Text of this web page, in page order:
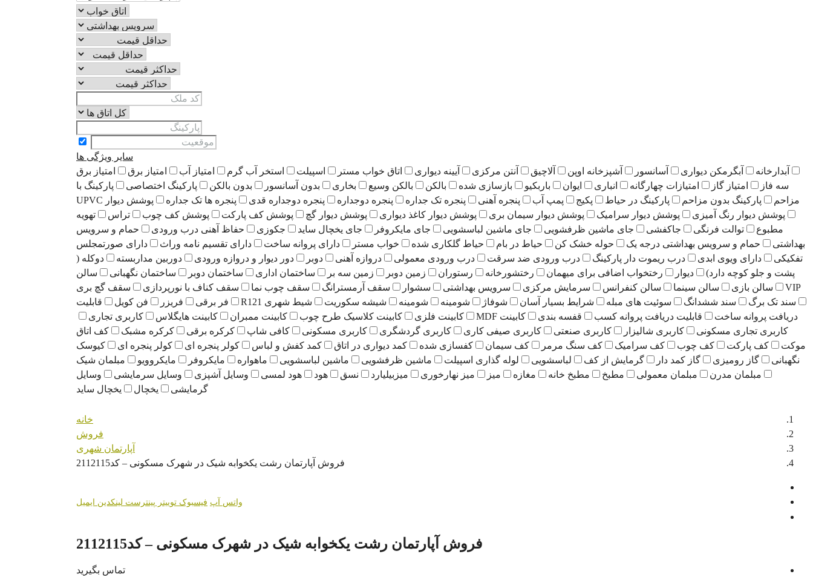
سایر ویژگی ها
آبدارخانه
آبگرمکن دیواری آسانسور آشپزخانه اوپن آلاچیق آنتن مرکزی آیینه دیواری اتاق خواب مستر اسپیلت استخر آب گرم امتیاز آب امتیاز برق
امتیاز برق
سه فاز
امتیاز گاز امتیازات چهارگانه انباری ایوان باربکیو بازسازی شده بالکن بالکن وسیع بخاری بدون آسانسور بدون بالکن پارکینگ اختصاصی
پارکینگ با
مزاحم
پارکینگ بدون مزاحم پارکینگ در حیاط پکیج پمپ آب پنجره آهنی پنجره تک جداره پنجره دوجداره پنجره دوجداره قدی پنجره ها تک جداره
پوشش دیوار UPVC
پوشش دیوار رنگ آمیزی
پوشش دیوار سرامیک پوشش دیوار سیمان بری پوشش دیوار کاغذ دیواری پوشش دیوار گچ پوشش کف پارکت پوشش کف چوب تراس
تهویه
مطبوع
توالت فرنگی جاکفشی جای ماشین ظرفشویی جای ماشین لباسشویی جای مایکروفر جای یخچال ساید جکوزی حفاظ آهنی درب ورودی
حمام و سرویس
بهداشتی
حمام و سرویس بهداشتی درجه یک حوله خشک کن حیاط در بام حیاط گلکاری شده خواب مستر دارای پروانه ساخت دارای تقسیم نامه وراث
دارای صورتمجلس
تفکیکی
دارای ویوی ابدی درب ریموت دار پارکینگ درب ورودی ضد سرقت درب ورودی معمولی دروازه آهنی دوبر دور دیوار و دروازه ورودی دوربین مداربسته
دوکله (
پشت و جلو کوچه دارد)
دیوار رختخواب اضافی برای میهمان رختشورخانه رستوران زمین دوبر زمین سه بر ساختمان اداری ساختمان دوبر ساختمان نگهبانی
سالن
VIP
سالن بازی سالن سینما سالن کنفرانس سرمایش مرکزی سرویس بهداشتی سشوار سقف آرمسترانگ سقف چوب نما سقف کناف با نورپردازی
سقف گچ بری
سند تک برگ
سند ششدانگ سوئیت های مبله شرایط بسیار آسان شوفاژ شومینه شومینه شیشه سکوریت شیط شهری R121 فر برقی فریزر فن کویل
قابلیت
دریافت پروانه ساخت
قابلیت دریافت پروانه کسب قفسه بندی کابینت MDF کابینت فلزی کابینت کلاسیک طرح چوب کابینت ممبران کابینت هایگلاس
کاربری تجاری
کاربری تجاری مسکونی
کاربری شالیزار کاربری صنعتی کاربری صیفی کاری کاربری گردشگری کاربری مسکونی کافی شاپ کرکره برقی کرکره مشبک
کف اتاق
موکت
کف پارکت کف چوب کف سرامیک کف سنگ مرمر کف سیمان کفسازی شده کمد دیواری در اتاق کمد کفش و لباس کولر پنجره ای کولر پنجره ای
کیوسک
نگهبانی
گاز رومیزی گاز کمد دار گرمایش از کف لباسشویی لوله گذاری اسپیلت ماشین ظرفشویی ماشین لباسشویی ماهواره مایکروفر مایکروویو
مبلمان شیک
مبلمان مدرن
مبلمان معمولی مطبخ مطبخ خانه مغازه میز میز نهارخوری میزبیلیارد نسق هود هود لمسی وسایل آشپزی وسایل سرمایشی
وسایل
گرمایشی
یخچال یخچال ساید
خانه
فروش
آپارتمان شهری
فروش آپارتمان رشت یکخوابه شیک در شهرک مسکونی – کد2112115
واتس آپ فیسبوک توییتر پینترست لینکدین ایمیل
فروش آپارتمان رشت یکخوابه شیک در شهرک مسکونی – کد2112115
تماس بگیرید